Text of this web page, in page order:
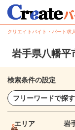
クリエイトバイト・パート求
岩手県八幡平
検索条件の設定
エリア 岩